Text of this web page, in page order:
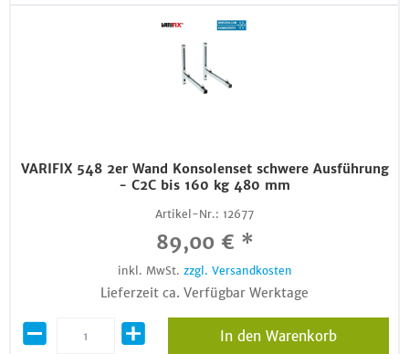
VARIFIX 548 2er Wand Konsolenset schwere Ausführung
- C2C bis 160 kg 480 mm
Artikel-Nr.: 12677
89,00 € *
inkl. MwSt. zzgl. Versandkosten
Lieferzeit ca. Verfügbar Werktage
In den Warenkorb